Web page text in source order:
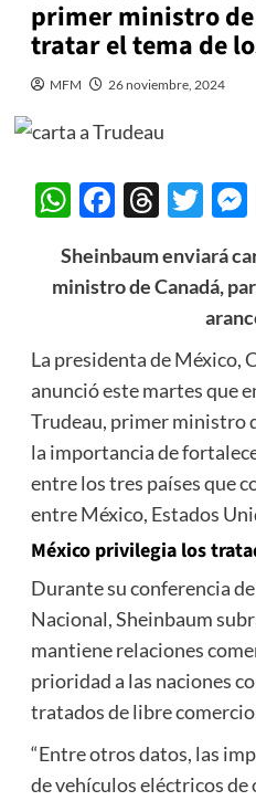
primer ministro
tratar el tema de
MFM 26 noviembre, 2024
WhatsApp
Sheinbaum enviará
ministro de Canadá,
La presidenta de México,
anunció este martes que
Trudeau, primer ministro
la importancia de
entre los tres países que
entre México, Estados
México privilegia los
Durante su conferencia
Nacional, Sheinbaum
mantiene relaciones
prioridad a las naciones
tratados de libre
“Entre otros datos, las
de vehículos eléctricos